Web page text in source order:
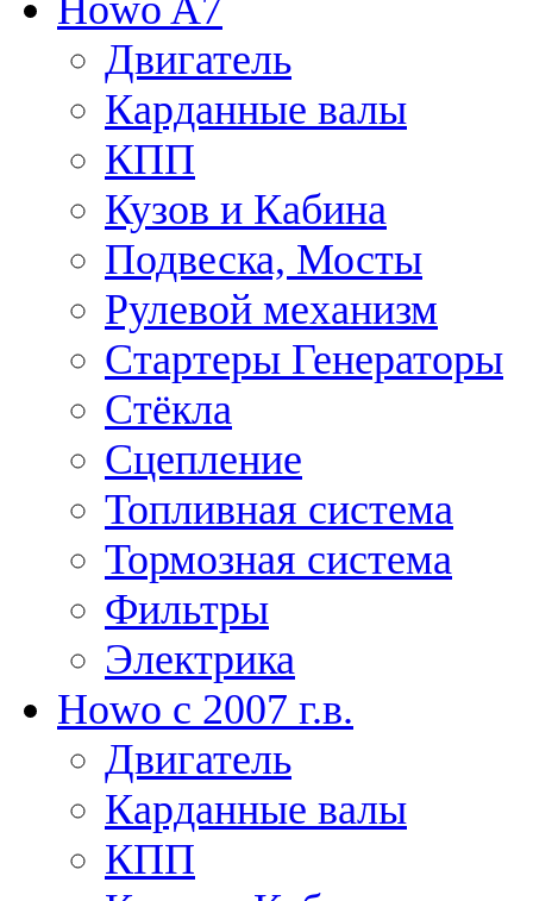
Двигатель
Карданные валы
КПП
Кузов и Кабина
Подвеска, Мосты
Рулевой механизм
Стартеры Генераторы
Стёкла
Сцепление
Топливная система
Тормозная система
Фильтры
Электрика
Howo c 2007 г.в.
Двигатель
Карданные валы
КПП